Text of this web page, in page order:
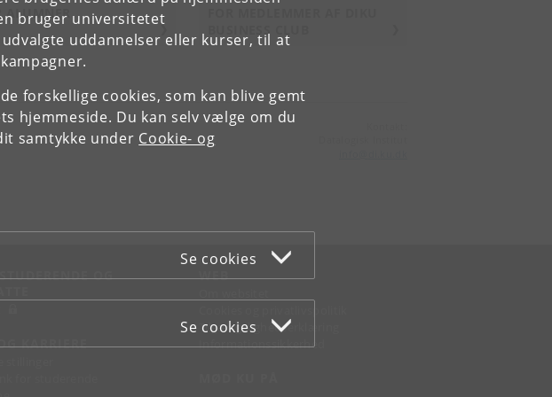
bruger universitetet
uddannelser eller kurser, til at
forskellige cookies, som kan blive gemt
hjemmeside. Du kan selv vælge om du
samtykke under Cookie- og
Se cookies
Se cookies
ALUMNER
BUSINESS CLUB
OG
KARRIERE
WEB
Tilgængelighedserklæring
Informationssikkerhed